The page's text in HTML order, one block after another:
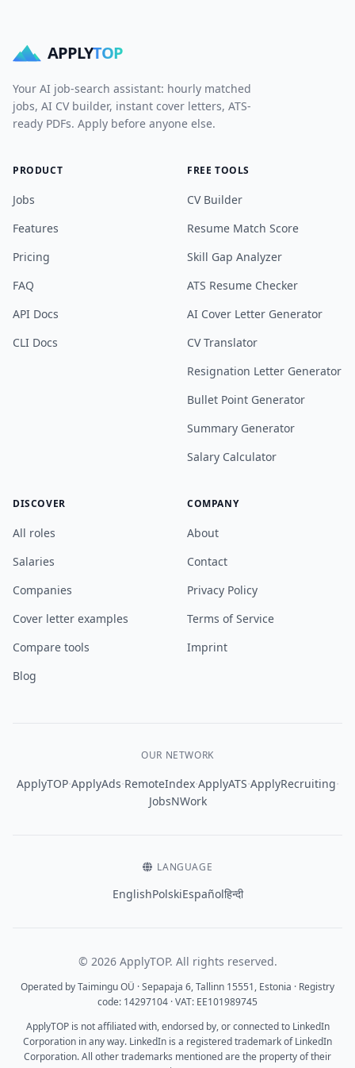
APPLYTOP
Your AI job-search assistant: hourly matched
jobs, AI CV builder, instant cover letters, ATS-
ready PDFs. Apply before anyone else.
PRODUCT
Jobs
Features
Pricing
FAQ
API Docs
CLI Docs
FREE TOOLS
CV Builder
Resume Match Score
Skill Gap Analyzer
ATS Resume Checker
AI Cover Letter Generator
CV Translator
Resignation Letter Generator
Bullet Point Generator
Summary Generator
Salary Calculator
DISCOVER
All roles
Salaries
Companies
Cover letter examples
Compare tools
Blog
COMPANY
About
Contact
Privacy Policy
Terms of Service
Imprint
OUR NETWORK
ApplyTOP·ApplyAds·RemoteIndex·ApplyATS·ApplyRecruiting·
JobsNWork
LANGUAGE
EnglishPolskiEspañolहिन्दी
© 2026 ApplyTOP. All rights reserved.
Operated by Taimingu OÜ · Sepapaja 6, Tallinn 15551, Estonia · Registry
code: 14297104 · VAT: EE101989745
ApplyTOP is not affiliated with, endorsed by, or connected to LinkedIn
Corporation in any way. LinkedIn is a registered trademark of LinkedIn
Corporation. All other trademarks mentioned are the property of their